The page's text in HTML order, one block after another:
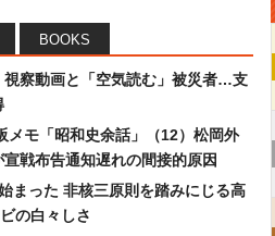
BOOKS
視察動画と「空気読む」被災者…支
メモ「昭和史余話」（12）松岡外
戦布告通知遅れの間接的原因
まった 非核三原則を踏みにじる高
の白々しさ